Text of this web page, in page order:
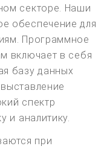
секторе. Наши
обеспечение для
Программное
включает в себя
базу данных
спектр
и аналитику.
при